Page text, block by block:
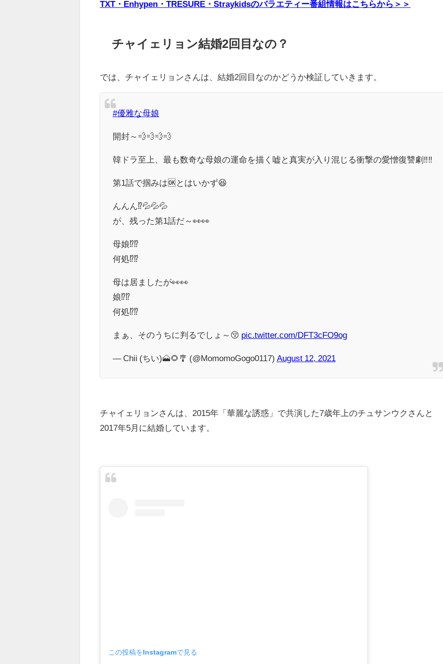
TXT・Enhypen・TRESURE・Straykidsのバラエティー番組情報はこちらから＞＞
チャイェリョン結婚2回目なの？
では、チャイェリョンさんは、結婚2回目なのかどうか検証していきます。
#優雅な母娘
開封～💨💨💨💨
韓ドラ至上、最も数奇な母娘の運命を描く嘘と真実が入り混じる衝撃の愛憎復讐劇‼️‼️
第1話で掴みは🆗とはいかず😆
んんん⁉️💦💦💦
が、残った第1話だ～👀👀
母娘⁉️⁉️
何処⁉️⁉️
母は居ましたが👀👀
娘⁉️⁉️
何処⁉️⁉️
まぁ、そのうちに判るでしょ～😚 pic.twitter.com/DFT3cFO9og
— Chii (ちい)🗻🌻🎐 (@MomomoGogo0117) August 12, 2021
チャイェリョンさんは、2015年「華麗な誘惑」で共演した7歳年上のチュサンウクさんと
2017年5月に結婚しています。
この投稿をInstagramで見る